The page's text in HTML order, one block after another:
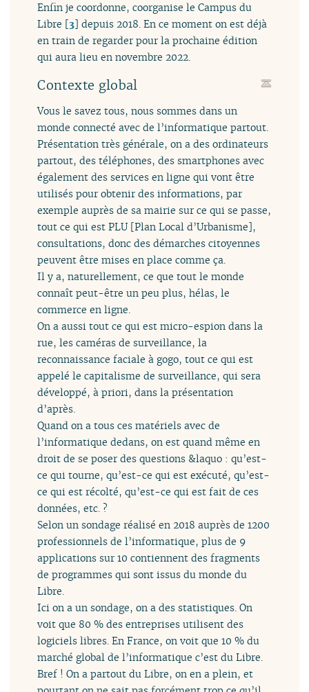
Enfin je coordonne, coorganise le Campus du
Libre [3] depuis 2018. En ce moment on est déjà
en train de regarder pour la prochaine édition
qui aura lieu en novembre 2022.
Contexte global
Vous le savez tous, nous sommes dans un
monde connecté avec de l’informatique partout.
Présentation très générale, on a des ordinateurs
partout, des téléphones, des smartphones avec
également des services en ligne qui vont être
utilisés pour obtenir des informations, par
exemple auprès de sa mairie sur ce qui se passe,
tout ce qui est PLU [Plan Local d’Urbanisme],
consultations, donc des démarches citoyennes
peuvent être mises en place comme ça.
Il y a, naturellement, ce que tout le monde
connaît peut-être un peu plus, hélas, le
commerce en ligne.
On a aussi tout ce qui est micro-espion dans la
rue, les caméras de surveillance, la
reconnaissance faciale à gogo, tout ce qui est
appelé le capitalisme de surveillance, qui sera
développé, à priori, dans la présentation
d’après.
Quand on a tous ces matériels avec de
l’informatique dedans, on est quand même en
droit de se poser des questions &laquo : qu’est-
ce qui tourne, qu’est-ce qui est exécuté, qu’est-
ce qui est récolté, qu’est-ce qui est fait de ces
données, etc. ?
Selon un sondage réalisé en 2018 auprès de 1200
professionnels de l’informatique, plus de 9
applications sur 10 contiennent des fragments
de programmes qui sont issus du monde du
Libre.
Ici on a un sondage, on a des statistiques. On
voit que 80 % des entreprises utilisent des
logiciels libres. En France, on voit que 10 % du
marché global de l’informatique c’est du Libre.
Bref ! On a partout du Libre, on en a plein, et